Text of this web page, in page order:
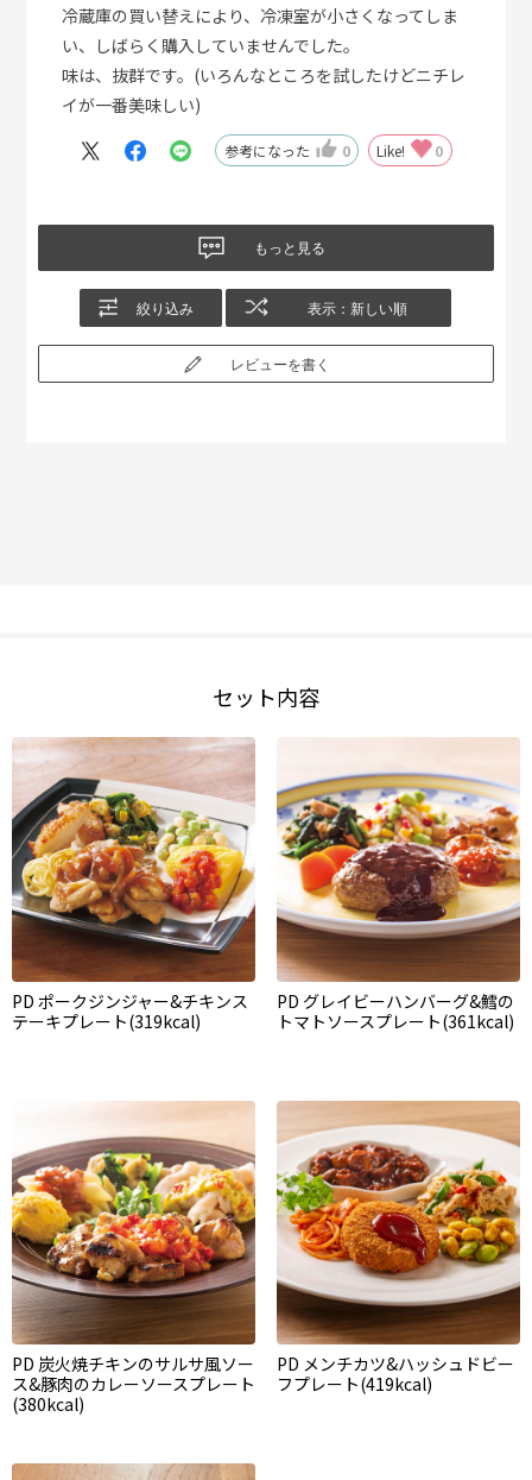
冷蔵庫の買い替えにより、冷凍室が小さくなってしま
い、しばらく購入していませんでした。
味は、抜群です。(いろんなところを試したけどニチレ
イが一番美味しい)
参考になった 0 Like! 0
もっと見る
絞り込み 表示：新しい順
レビューを書く
セット内容
PD ポークジンジャー&チキンス
テーキプレート(319kcal)
PD グレイビーハンバーグ&鱈の
トマトソースプレート(361kcal)
PD 炭火焼チキンのサルサ風ソー
ス&豚肉のカレーソースプレート
(380kcal)
PD メンチカツ&ハッシュドビー
フプレート(419kcal)